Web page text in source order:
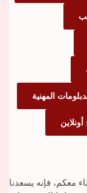
المهنية
معكم، فإنه يسعدنا